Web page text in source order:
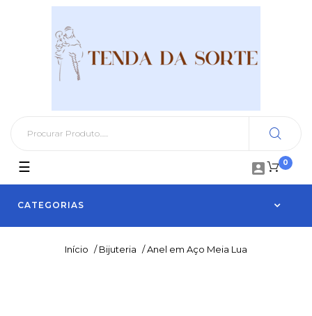
0

CATEGORIAS
Toggle
navigation
☰
Início / Bijuteria /Anel em Aço Meia Lua